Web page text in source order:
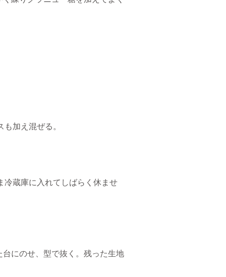
加え混ぜる。
冷蔵庫に入れてしばらく休ませ
にのせ、型で抜く。残った生地